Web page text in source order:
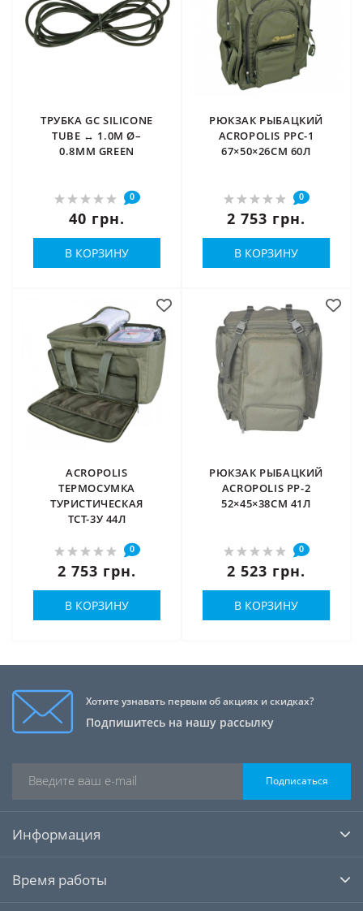
ТРУБКА GC SILICONE
TUBE ↔ 1.0М Ø–
0.8ММ GREEN
0
40 грн.
В КОРЗИНУ
РЮКЗАК РЫБАЦКИЙ
ACROPOLIS РРС-1
67×50×26СМ 60Л
0
2 753 грн.
В КОРЗИНУ
ACROPOLIS
ТЕРМОСУМКА
ТУРИСТИЧЕСКАЯ
ТСТ-3У 44Л
0
2 753 грн.
В КОРЗИНУ
РЮКЗАК РЫБАЦКИЙ
ACROPOLIS РР-2
52×45×38СМ 41Л
0
2 523 грн.
В КОРЗИНУ
Хотите узнавать первым об акциях и скидках?
Подпишитесь на нашу рассылку
Подписаться
Информация
Время работы